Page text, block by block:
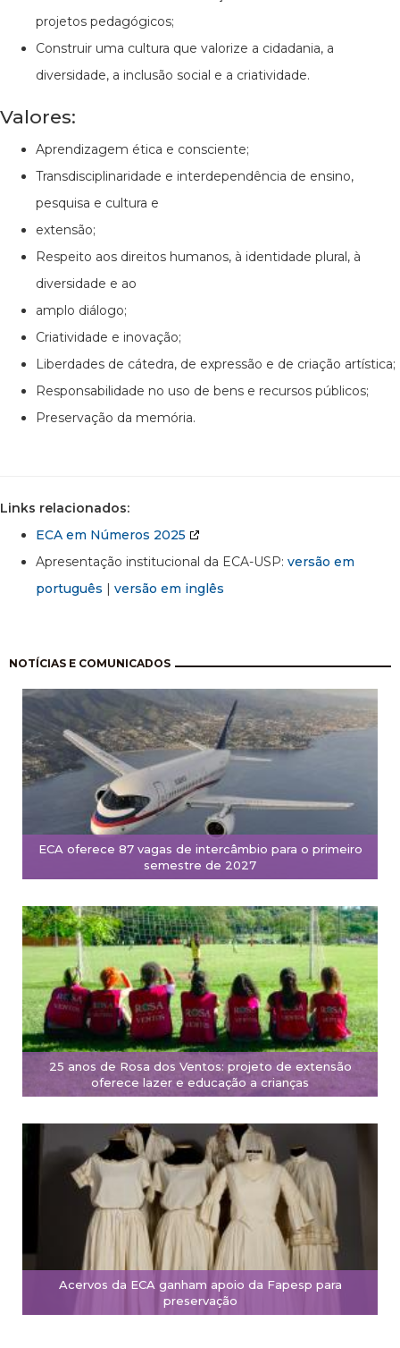
projetos pedagógicos;
Construir uma cultura que valorize a cidadania, a
diversidade, a inclusão social e a criatividade.
Valores:
Aprendizagem ética e consciente;
Transdisciplinaridade e interdependência de ensino,
pesquisa e cultura e
extensão;
Respeito aos direitos humanos, à identidade plural, à
diversidade e ao
amplo diálogo;
Criatividade e inovação;
Liberdades de cátedra, de expressão e de criação artística;
Responsabilidade no uso de bens e recursos públicos;
Preservação da memória.
Links relacionados:
ECA em Números 2025
Apresentação institucional da ECA-USP: versão em
português | versão em inglês
NOTÍCIAS E COMUNICADOS
ECA oferece 87 vagas de intercâmbio para o primeiro
semestre de 2027
25 anos de Rosa dos Ventos: projeto de extensão
oferece lazer e educação a crianças
Acervos da ECA ganham apoio da Fapesp para
preservação
Paginação